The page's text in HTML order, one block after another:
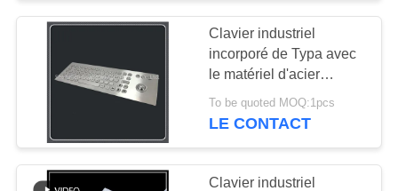
PLAN
SITE
PRIVACY
POLICY
Clavier industriel
incorporé de Typa avec
le matériel d'acier
inoxydable de la boule
de commande 304
To be quoted MOQ:1pcs
LE CONTACT
Clavier industriel